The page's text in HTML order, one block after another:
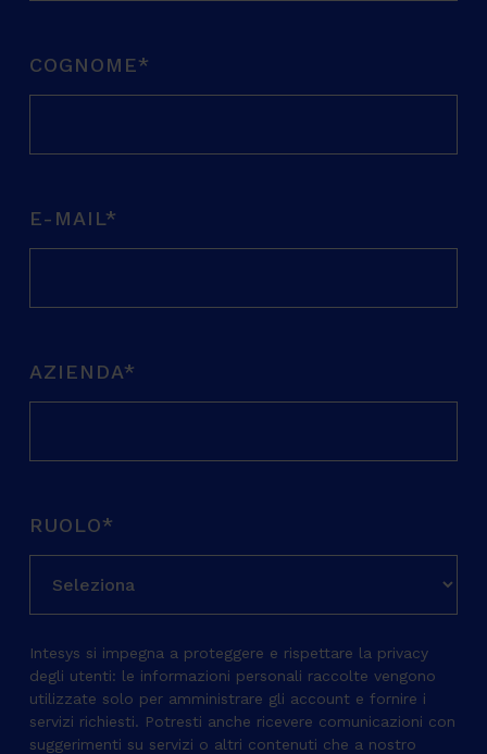
COGNOME*
E-MAIL*
AZIENDA*
RUOLO*
Intesys si impegna a proteggere e rispettare la privacy
degli utenti: le informazioni personali raccolte vengono
utilizzate solo per amministrare gli account e fornire i
servizi richiesti. Potresti anche ricevere comunicazioni con
suggerimenti su servizi o altri contenuti che a nostro